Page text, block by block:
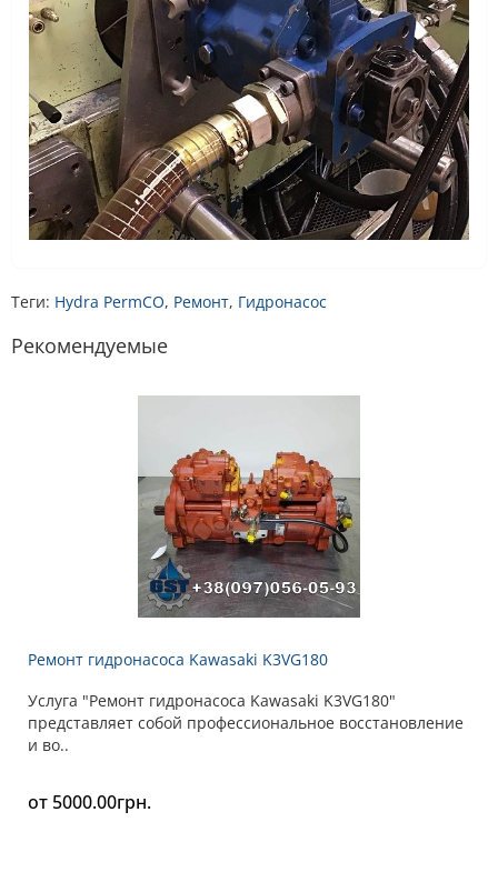
Теги: Hydra PermCO, Ремонт, Гидронасос
Рекомендуемые
Ремонт гидронасоса Kawasaki K3VG180
Услуга "Ремонт гидронасоса Kawasaki K3VG180"
представляет собой профессиональное восстановление
и во..
от 5000.00грн.